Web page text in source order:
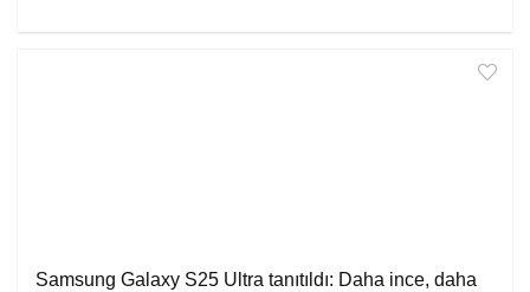
Samsung Galaxy S25 Ultra tanıtıldı: Daha ince, daha